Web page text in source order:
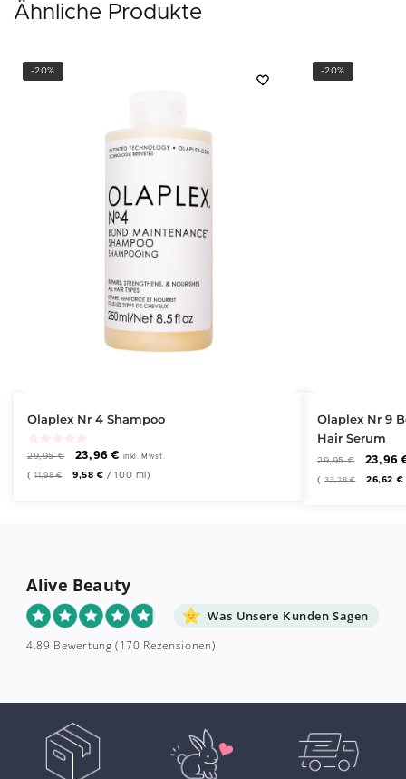
Ähnliche Produkte
-20%
Olaplex Nr 4 Shampoo
29,95€ 23,96€ inkl. Mwst.
(11,98€ 9,58€ /100 ml)
-20%
Olaplex Nr 9
Hair Serum
29,95€ 23,96
(33,28€ 26,62€
Alive Beauty
Was Unsere Kunden Sagen
4.89 Bewertung (170 Rezensionen)